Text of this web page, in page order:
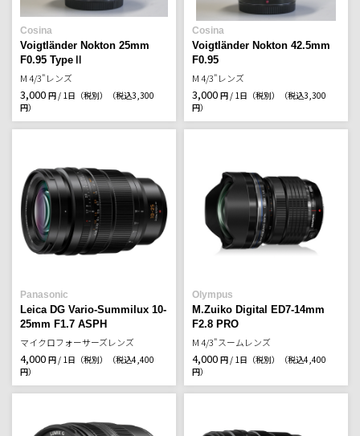
Cosina
Voigtländer Nokton 25mm
F0.95 TypeⅡ
M 4/3"レンズ
3,000 円 / 1日（税別）
（税込3,300
円）
Cosina
Voigtländer Nokton 42.5mm
F0.95
M 4/3"レンズ
3,000 円 / 1日（税別）
（税込3,300
円）
Panasonic
Leica DG Vario-Summilux 10-
25mm F1.7 ASPH
マイクロフォーサーズレンズ
4,000 円 / 1日（税別）
（税込4,400
円）
Olympus
M.Zuiko Digital ED7-14mm
F2.8 PRO
M 4/3"スームレンズ
4,000 円 / 1日（税別）
（税込4,400
円）